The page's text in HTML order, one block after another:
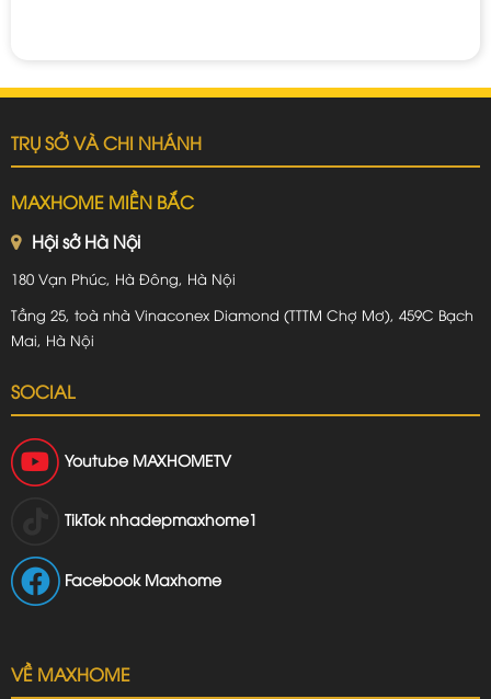
TRỤ SỞ VÀ CHI NHÁNH
MAXHOME MIỀN BẮC
Hội sở Hà Nội
180 Vạn Phúc, Hà Đông, Hà Nội
Tầng 25, toà nhà Vinaconex Diamond (TTTM Chợ Mơ), 459C Bạch
Mai, Hà Nội
SOCIAL
Youtube MAXHOMETV
TikTok nhadepmaxhome1
Facebook Maxhome
VỀ MAXHOME